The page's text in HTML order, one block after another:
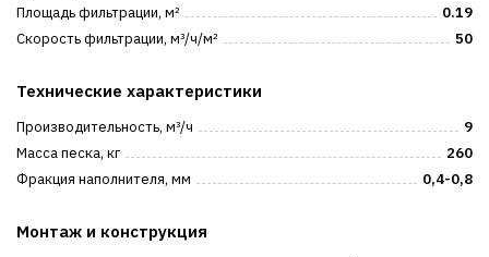
Площадь фильтрации, м²
0.19
Скорость фильтрации, м³/ч/м²
50
Технические характеристики
Производительность, м³/ч
9
Масса песка, кг
260
Фракция наполнителя, мм
0,4-0,8
Монтаж и конструкция